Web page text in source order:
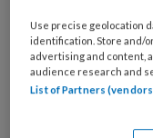
welke
organisatie
werk
je?
Untitled
Ontvang 2x
Use precise geolocation
identification. Store and/
advertising and content,
audience research and
List of Partners